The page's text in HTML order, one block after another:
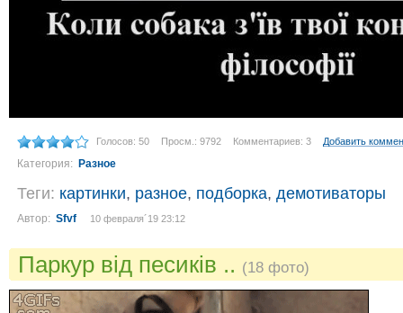
Голосов: 50 Просм.: 9792 Комментариев: 3 Добавить
Категория: Разное
Теги: картинки, разное, подборка, демотиваторы
Автор: Sfvf 10 февраля´19 23:12
Паркур від песиків .. (18 фото)